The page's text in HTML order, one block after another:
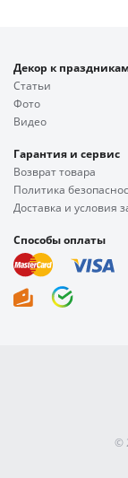
Декор к
Статьи
Фото
Видео
Гарантия и сервис
Возврат товара
Политика
Доставка и условия
Способы оплаты
©